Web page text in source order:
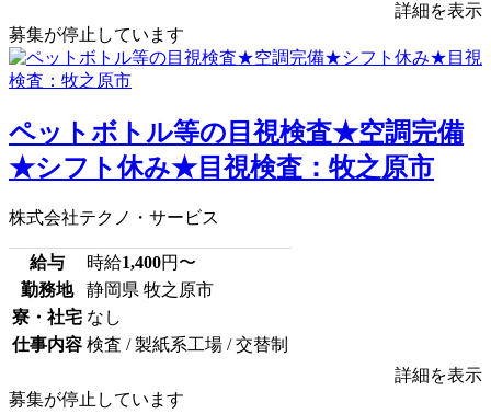
詳細を表示
募集が停止しています
ペットボトル等の目視検査★空調完備
★シフト休み★目視検査：牧之原市
株式会社テクノ・サービス
給与 時給1,400円〜
勤務地
静岡県 牧之原市
寮・社宅 なし
仕事内容 検査 / 製紙系工場 / 交替制
詳細を表示
募集が停止しています